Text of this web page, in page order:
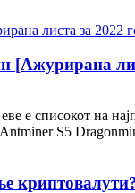
[Ажурирана
е списокот на
S5